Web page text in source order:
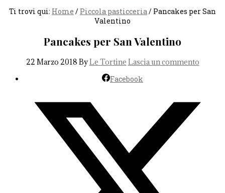
Ti trovi qui: Home / Piccola pasticceria/ Pancakes per San
Valentino
Pancakes per San Valentino
22 Marzo 2018 ByLe Tortine Lascia un commento
Facebook